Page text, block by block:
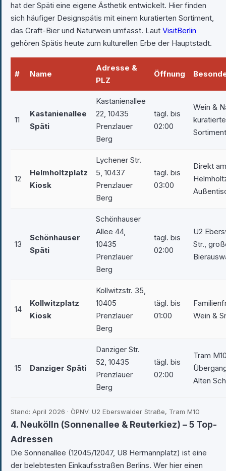
hat der Späti eine eigene Ästhetik entwickelt. Hier finden
sich häufiger Designspätis mit einem kuratierten Sortiment,
das Craft-Bier und Naturwein umfasst. Laut VisitBerlin
gehören Spätis heute zum kulturellen Erbe der Hauptstadt.
# Name
Adresse &
PLZ
Öffnung
11
Kastanienallee
Späti
Kastanienallee
22, 10435
Prenzlauer
Berg
tägl. bis
02:00
Wein &
Sortiment
12
Helmholtzplatz
Kiosk
Lychener Str.
5, 10437
Prenzlauer
Berg
tägl. bis
03:00
Direkt am
13
Schönhauser
Späti
Schönhauser
Allee 44,
10435
Prenzlauer
Berg
tägl. bis
02:00
U2
Str.,
14
Kollwitzplatz
Kiosk
Kollwitzstr. 35,
10405
Prenzlauer
Berg
tägl. bis
01:00
Wein &
15 Danziger Späti
Danziger Str.
52, 10435
Prenzlauer
Berg
tägl. bis
02:00
Tram
Alten
Stand: April 2026 · ÖPNV: U2 Eberswalder Straße, Tram M10
4. Neukölln (Sonnenallee & Reuterkiez) – 5 Top-
Adressen
Die Sonnenallee (12045/12047, U8 Hermannplatz) ist eine
der belebtesten Einkaufsstraßen Berlins. Wer hier einen